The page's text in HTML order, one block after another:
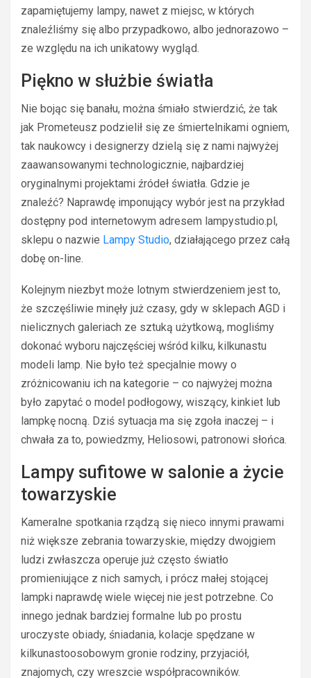
zapamiętujemy lampy, nawet z miejsc, w których
znaleźliśmy się albo przypadkowo, albo jednorazowo –
ze względu na ich unikatowy wygląd.
Piękno w służbie światła
Nie bojąc się banału, można śmiało stwierdzić, że tak
jak Prometeusz podzielił się ze śmiertelnikami ogniem,
tak naukowcy i designerzy dzielą się z nami najwyżej
zaawansowanymi technologicznie, najbardziej
oryginalnymi projektami źródeł światła. Gdzie je
znaleźć? Naprawdę imponujący wybór jest na przykład
dostępny pod internetowym adresem lampystudio.pl,
sklepu o nazwie Lampy Studio, działającego przez całą
dobę on-line.
Kolejnym niezbyt może lotnym stwierdzeniem jest to,
że szczęśliwie minęły już czasy, gdy w sklepach AGD i
nielicznych galeriach ze sztuką użytkową, mogliśmy
dokonać wyboru najczęściej wśród kilku, kilkunastu
modeli lamp. Nie było też specjalnie mowy o
zróżnicowaniu ich na kategorie – co najwyżej można
było zapytać o model podłogowy, wiszący, kinkiet lub
lampkę nocną. Dziś sytuacja ma się zgoła inaczej – i
chwała za to, powiedzmy, Heliosowi, patronowi słońca.
Lampy sufitowe w salonie a życie
towarzyskie
Kameralne spotkania rządzą się nieco innymi prawami
niż większe zebrania towarzyskie, między dwojgiem
ludzi zwłaszcza operuje już często światło
promieniujące z nich samych, i prócz małej stojącej
lampki naprawdę wiele więcej nie jest potrzebne. Co
innego jednak bardziej formalne lub po prostu
uroczyste obiady, śniadania, kolacje spędzane w
kilkunastoosobowym gronie rodziny, przyjaciół,
znajomych, czy wreszcie współpracowników.